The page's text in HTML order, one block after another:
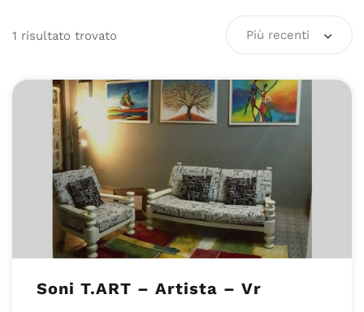
1 risultato trovato Più recenti
Soni T.ART – Artista – Vr